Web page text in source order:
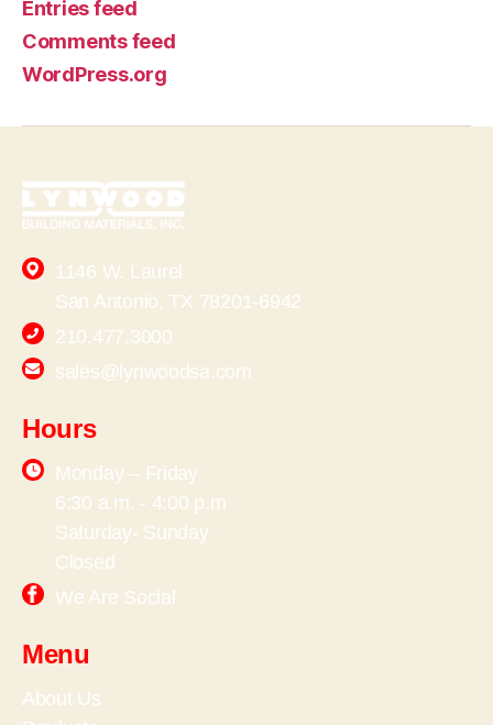
Entries feed
Comments feed
WordPress.org
1146 W. Laurel
San Antonio, TX 78201-6942
210.477.3000
sales@lynwoodsa.com
Hours
Monday – Friday
6:30 a.m. - 4:00 p.m
Saturday- Sunday
Closed
We Are Social
Menu
About Us